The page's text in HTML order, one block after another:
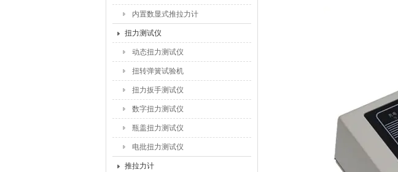
内置数显式推拉力计
扭力测试仪
动态扭力测试仪
扭转弹簧试验机
扭力扳手测试仪
数字扭力测试仪
瓶盖扭力测试仪
电批扭力测试仪
推拉力计